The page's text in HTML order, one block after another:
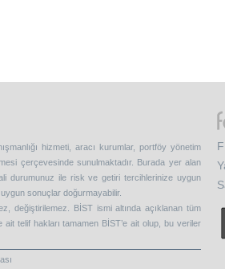
hizmeti, aracı kurumlar, portföy yönetim
çerçevesinde sunulmaktadır. Burada yer alan
durumunuz ile risk ve getiri tercihlerinize uygun
sonuçlar doğurmayabilir.
değiştirilemez. BİST ismi altında açıklanan tüm
telif hakları tamamen BİST’e ait olup, bu veriler